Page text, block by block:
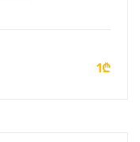
1₾